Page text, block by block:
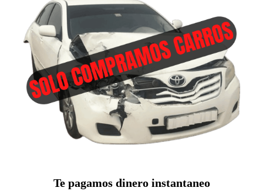
Te pagamos dinero instantaneo